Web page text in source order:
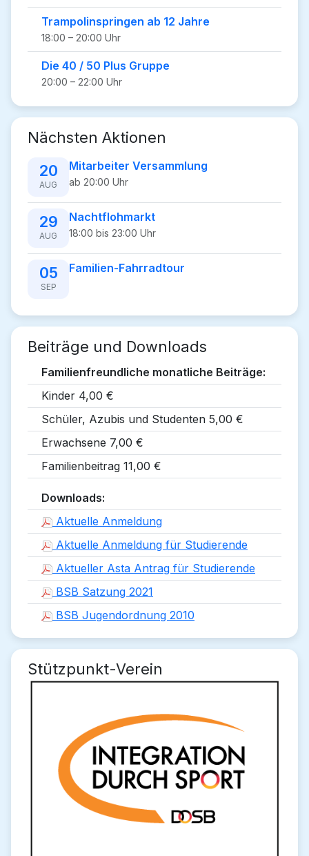
Trampolinspringen ab 12 Jahre
18:00 – 20:00 Uhr
Die 40 / 50 Plus Gruppe
20:00 – 22:00 Uhr
Nächsten Aktionen
20
AUG
Mitarbeiter Versammlung
ab 20:00 Uhr
29
AUG
Nachtflohmarkt
18:00 bis 23:00 Uhr
05
SEP
Familien-Fahrradtour
Beiträge und Downloads
Familienfreundliche monatliche Beiträge:
Kinder 4,00 €
Schüler, Azubis und Studenten 5,00 €
Erwachsene 7,00 €
Familienbeitrag 11,00 €
Downloads:
Aktuelle Anmeldung
Aktuelle Anmeldung für Studierende
Aktueller Asta Antrag für Studierende
BSB Satzung 2021
BSB Jugendordnung 2010
Stützpunkt-Verein